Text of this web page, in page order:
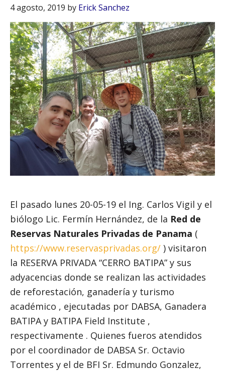
4 agosto, 2019 by Erick Sanchez
El pasado lunes 20-05-19 el Ing. Carlos Vigil y el
biólogo Lic. Fermín Hernández, de la Red de
Reservas Naturales Privadas de Panama (
https://www.reservasprivadas.org/ ) visitaron
la RESERVA PRIVADA “CERRO BATIPA” y sus
adyacencias donde se realizan las actividades
de reforestación, ganadería y turismo
académico , ejecutadas por DABSA, Ganadera
BATIPA y BATIPA Field Institute ,
respectivamente . Quienes fueros atendidos
por el coordinador de DABSA Sr. Octavio
Torrentes y el de BFI Sr. Edmundo Gonzalez,